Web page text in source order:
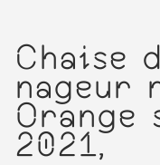
Chaise
nageur
Orange
2021,